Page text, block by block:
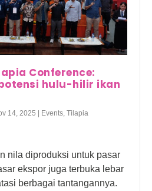
Conference:
hulu-hilir ikan
14, 2025 | Events ,Tilapia
nila diproduksi untuk pasar
ekspor juga terbuka lebar
berbagai tantangannya.